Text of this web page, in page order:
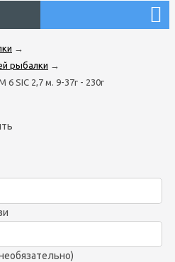
→
рыбалки →
6 SIC 2,7 м. 9-37г - 230г